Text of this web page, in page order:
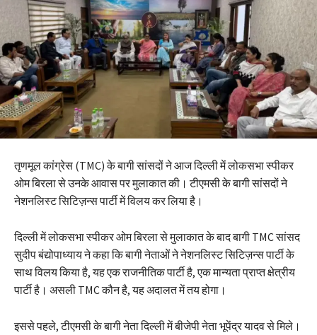
तृणमूल कांग्रेस (TMC) के बागी सांसदों ने आज दिल्ली में लोकसभा स्पीकर
ओम बिरला से उनके आवास पर मुलाकात की। टीएमसी के बागी सांसदों ने
नेशनलिस्ट सिटिज़न्स पार्टी में विलय कर लिया है।
दिल्ली में लोकसभा स्पीकर ओम बिरला से मुलाकात के बाद बागी TMC सांसद
सुदीप बंद्योपाध्याय ने कहा कि बागी नेताओं ने नेशनलिस्ट सिटिज़न्स पार्टी के
साथ विलय किया है, यह एक राजनीतिक पार्टी है, एक मान्यता प्राप्त क्षेत्रीय
पार्टी है। असली TMC कौन है, यह अदालत में तय होगा।
इससे पहले, टीएमसी के बागी नेता दिल्ली में बीजेपी नेता भूपेंद्र यादव से मिले।